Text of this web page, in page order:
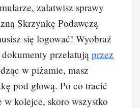
załatwisz sprawy
Skrzynkę Podawczą
się logować! Wyobraź
przelatują przez
w piżamie, masz
pod głową. Po co tracić
w kolejce, skoro wszystko